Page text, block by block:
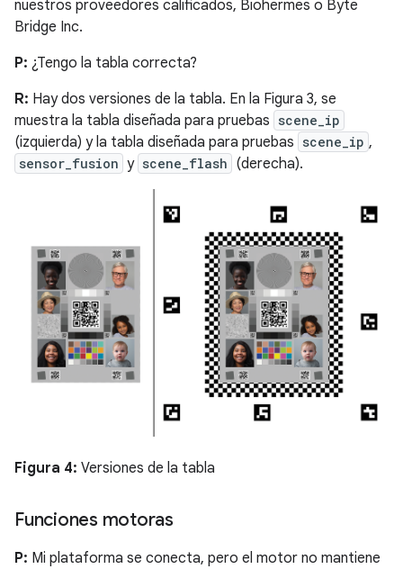
nuestros proveedores calificados, Biohermes o Byte
Bridge Inc.
P: ¿Tengo la tabla correcta?
R: Hay dos versiones de la tabla. En la Figura 3, se
muestra la tabla diseñada para pruebas scene_ip
(izquierda) y la tabla diseñada para pruebas scene_ip ,
sensor_fusion y scene_flash (derecha).
Figura 4: Versiones de la tabla
Funciones motoras
P: Mi plataforma se conecta, pero el motor no mantiene